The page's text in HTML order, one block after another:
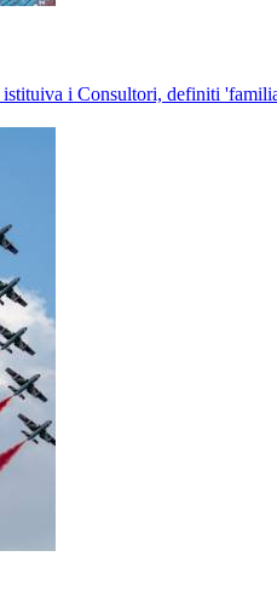
i Consultori, definiti